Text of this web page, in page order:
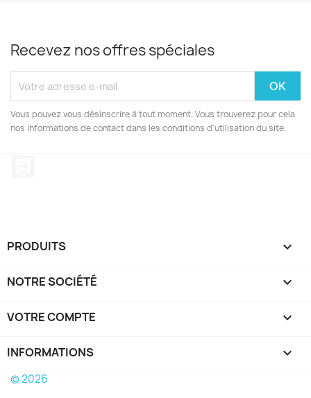
Recevez nos offres spéciales
Vous pouvez vous désinscrire à tout moment. Vous trouverez pour cela
nos informations de contact dans les conditions d'utilisation du site.
PRODUITS 
NOTRE SOCIÉTÉ 
VOTRE COMPTE 
INFORMATIONS keyboard_arrow_down
© 2026